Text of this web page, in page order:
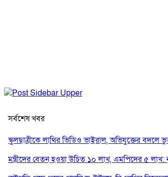
সর্বশেষ খবর
স্কুলছাত্রীকে লাথির ভিডিও ভাইরাল, অভিযুক্তের বদলে
মন্ত্রীদের বেতন হওয়া উচিত ১০ লাখ, এমপিদের ৫